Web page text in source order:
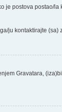
je postova postao/
ju kontaktirajte
Gravatara,